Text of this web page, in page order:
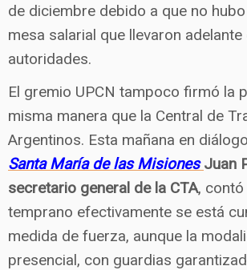
de diciembre debido a que no
mesa salarial que llevaron adelante
autoridades.
El gremio UPCN tampoco firmó la
misma manera que la Central de
Argentinos. Esta mañana en
Santa María de las Misiones Juan
secretario general de la CTA,
temprano efectivamente se está
medida de fuerza, aunque la
presencial, con guardias